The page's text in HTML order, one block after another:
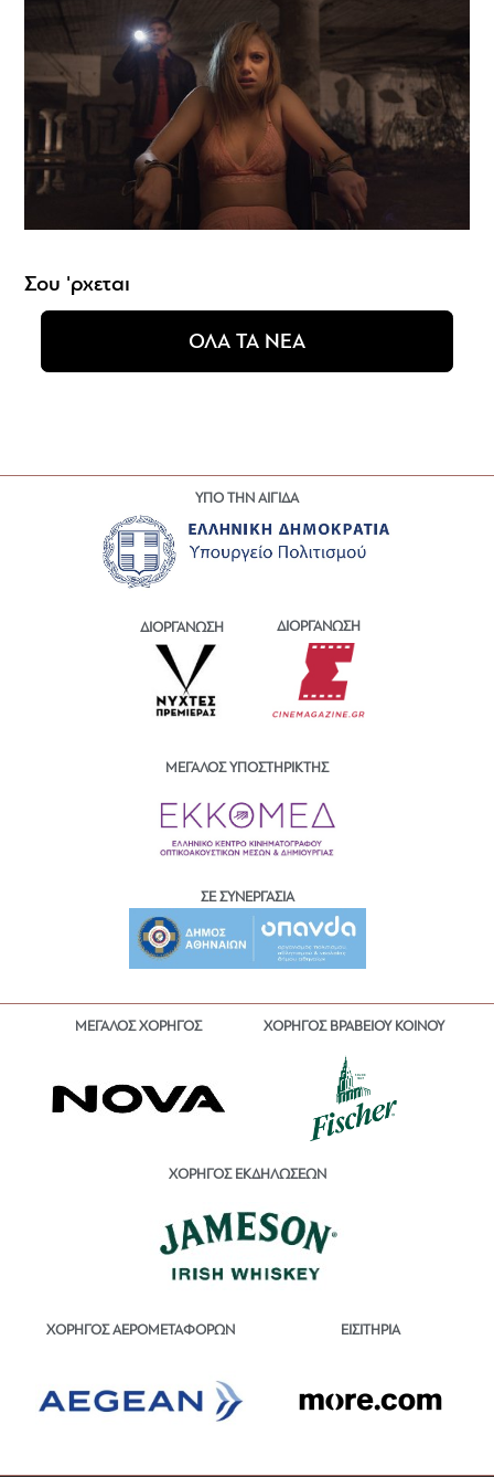
Σου 'ρχεται
ΟΛΑ ΤΑ ΝΕΑ
ΥΠΟ ΤΗΝ ΑΙΓΙΔΑ
ΔΙΟΡΓΑΝΩΣΗ ΔΙΟΡΓΑΝΩΣΗ
ΜΕΓΑΛΟΣ ΥΠΟΣΤΗΡΙΚΤΗΣ
ΣΕ ΣΥΝΕΡΓΑΣΙΑ
ΜΕΓΑΛΟΣ ΧΟΡΗΓΟΣ ΧΟΡΗΓΟΣ ΒΡΑΒΕΙΟΥ ΚΟΙΝΟΥ
ΧΟΡΗΓΟΣ ΕΚΔΗΛΩΣΕΩΝ
ΧΟΡΗΓΟΣ ΑΕΡΟΜΕΤΑΦΟΡΩΝ ΕΙΣΙΤΗΡΙΑ